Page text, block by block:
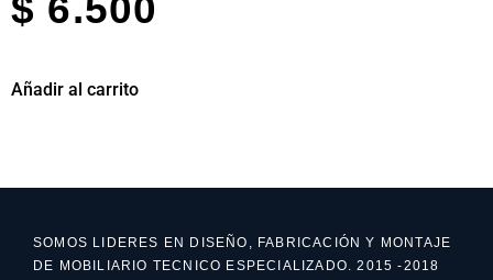
Añadir al carrito
SOMOS LIDERES EN DISEÑO, FABRICACIÓN Y MONTAJE
DE MOBILIARIO TECNICO ESPECIALIZADO. 2015 -2018